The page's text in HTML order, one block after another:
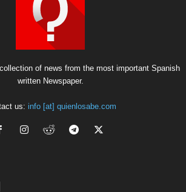
of news from the most important Spanish
written Newspaper.
us: info [at] quienlosabe.com